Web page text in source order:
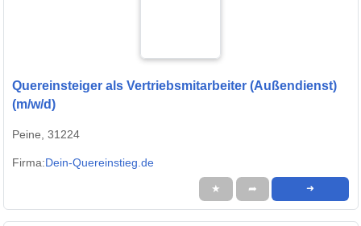
Quereinsteiger als Vertriebsmitarbeiter (Außendienst)
(m/w/d)
Peine, 31224
Firma:Dein-Quereinstieg.de
★ ➦ ➜